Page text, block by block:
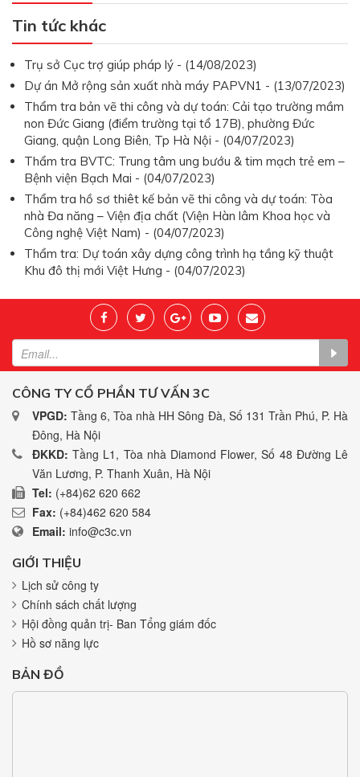
Tin tức khác
Trụ sở Cục trợ giúp pháp lý - (14/08/2023)
Dự án Mở rộng sản xuất nhà máy PAPVN1 - (13/07/2023)
Thẩm tra bản vẽ thi công và dự toán: Cải tạo trường mầm
non Đức Giang (điểm trường tại tổ 17B), phường Đức
Giang, quận Long Biên, Tp Hà Nội - (04/07/2023)
Thẩm tra BVTC: Trung tâm ung bướu & tim mạch trẻ em –
Bệnh viện Bạch Mai - (04/07/2023)
Thẩm tra hồ sơ thiêt kế bản vẽ thi công và dự toán: Tòa
nhà Đa năng – Viện địa chất (Viện Hàn lâm Khoa học và
Công nghệ Việt Nam) - (04/07/2023)
Thẩm tra: Dự toán xây dựng công trình hạ tầng kỹ thuật
Khu đô thị mới Việt Hưng - (04/07/2023)
CÔNG TY CỔ PHẦN TƯ VẤN 3C
VPGD: Tầng 6, Tòa nhà HH Sông Đà, Số 131 Trần Phú, P. Hà
Đông, Hà Nội
ĐKKD: Tầng L1, Tòa nhà Diamond Flower, Số 48 Đường Lê
Văn Lương, P. Thanh Xuân, Hà Nội
Tel: (+84)62 620 662
Fax: (+84)462 620 584
Email: info@c3c.vn
GIỚI THIỆU
Lịch sử công ty
Chính sách chất lượng
Hội đồng quản trị- Ban Tổng giám đốc
Hồ sơ năng lực
BẢN ĐỒ